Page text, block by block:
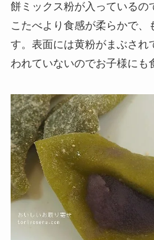
餅ミックス粉が入っているの
こたべより食感が柔らかで、
す。表面には黄粉がまぶされ
われていないのでお子様にも